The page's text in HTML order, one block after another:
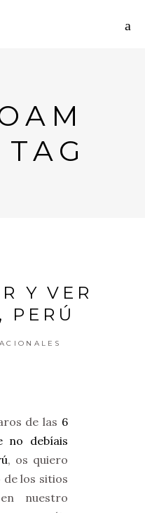
Y VER
PERÚ
de las 6
no debíais
, os quiero
los sitios
nuestro